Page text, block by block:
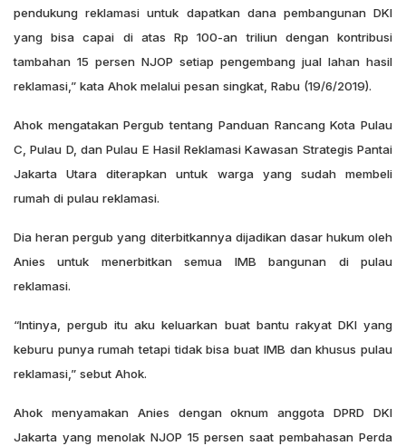
pendukung reklamasi untuk dapatkan dana pembangunan DKI
yang bisa capai di atas Rp 100-an triliun dengan kontribusi
tambahan 15 persen NJOP setiap pengembang jual lahan hasil
reklamasi,” kata Ahok melalui pesan singkat, Rabu (19/6/2019).
Ahok mengatakan Pergub tentang Panduan Rancang Kota Pulau
C, Pulau D, dan Pulau E Hasil Reklamasi Kawasan Strategis Pantai
Jakarta Utara diterapkan untuk warga yang sudah membeli
rumah di pulau reklamasi.
Dia heran pergub yang diterbitkannya dijadikan dasar hukum oleh
Anies untuk menerbitkan semua IMB bangunan di pulau
reklamasi.
“Intinya, pergub itu aku keluarkan buat bantu rakyat DKI yang
keburu punya rumah tetapi tidak bisa buat IMB dan khusus pulau
reklamasi,” sebut Ahok.
Ahok menyamakan Anies dengan oknum anggota DPRD DKI
Jakarta yang menolak NJOP 15 persen saat pembahasan Perda